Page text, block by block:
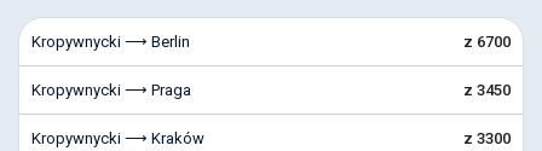
Kropywnycki ⟶ Berlin z 6700
Kropywnycki ⟶ Praga z 3450
Kropywnycki ⟶ Kraków z 3300